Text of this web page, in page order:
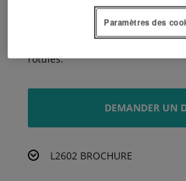
Performances hydrauliques
rotules.
DEMANDER UN
L2602 BROCHURE
Paramètres des